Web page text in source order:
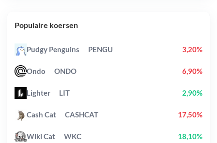
Populaire koersen
Pudgy Penguins PENGU 3,20%
Ondo ONDO 6,90%
Lighter LIT 2,90%
Cash Cat CASHCAT 17,50%
Wiki Cat WKC 18,10%